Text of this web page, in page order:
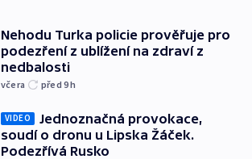
Nehodu Turka policie prověřuje pro
podezření z ublížení na zdraví z
nedbalosti
včera před 9h
VIDEO
Jednoznačná provokace,
soudí o dronu u Lipska Žáček.
Podezřívá Rusko